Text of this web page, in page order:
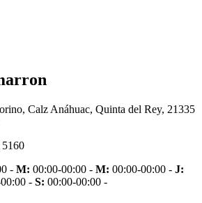
Calz Anáhuac, Quinta del Rey, 21335
- M: 00:00-00:00 - M: 00:00-00:00 - J:
- S: 00:00-00:00 -